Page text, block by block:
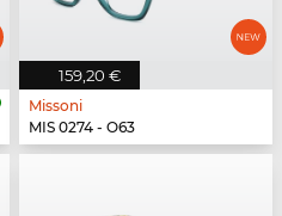
159,20 €
Missoni
MIS 0274 - O63